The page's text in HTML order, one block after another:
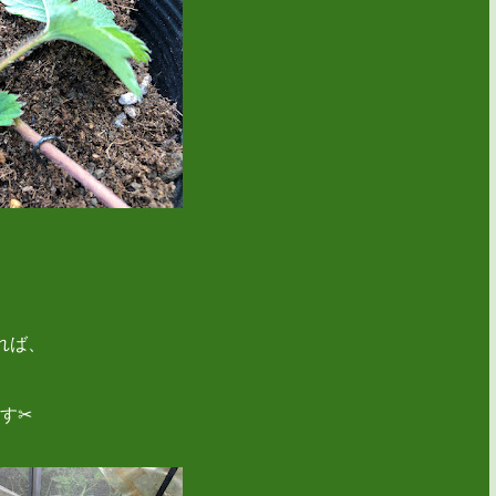
、
す✂